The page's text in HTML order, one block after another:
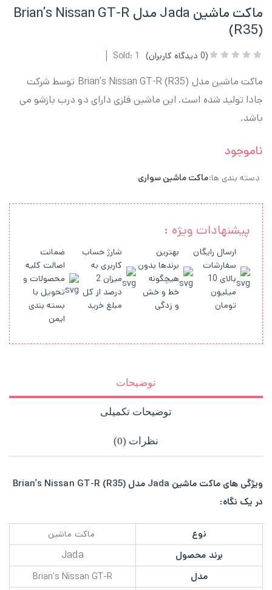
ماکت ماشین Jada مدل Brian’s Nissan GT-R
(R35)
(
0 دیدگاه کاربران) Sold: 1
ماکت ماشین مدل Brian’s Nissan GT-R (R35)
توسط شرکت
جادا تولید شده است. این ماشین فلزی دارای دو درب بازشو می
باشد.
ناموجود
دسته بندی ها:ماکت ماشین سواری
پیشنهادات ویژه :
ارسال رایگان
سفارشات
بالای 10
میلیون
تومان
بهترین
برندها بدون
هیچگونه
خط و خش
و زدگی
شارژ حساب
کاربری به
میزان 2
درصد از کل
مبلغ خرید
ضمانت
اصالت کلیه
محصولات و
تحویل با
بسته بندی
ایمن
توضیحات
توضیحات تکمیلی
نظرات (0)
ویژگی های ماکت ماشین Jada مدل Brian’s Nissan GT-R (R35)
در یک نگاه:
نوع ماکت ماشین
برند محصول Jada
مدل Brian’s Nissan GT-R